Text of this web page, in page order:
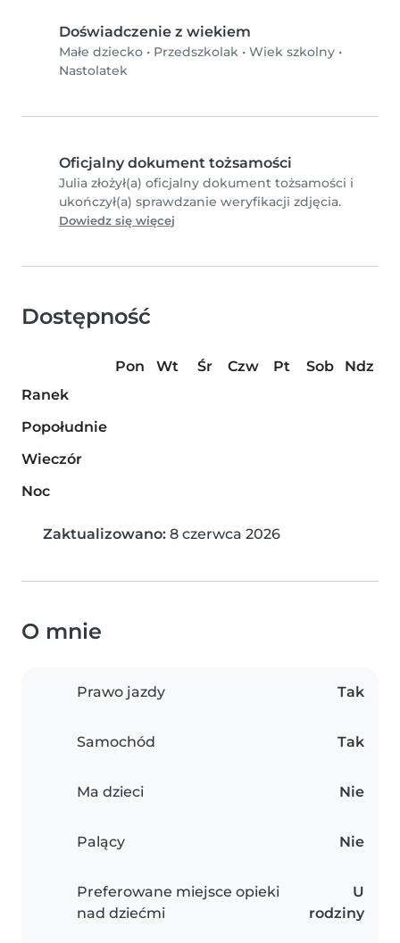
Doświadczenie z wiekiem
Małe dziecko • Przedszkolak • Wiek szkolny •
Nastolatek
Oficjalny dokument tożsamości
Julia złożył(a) oficjalny dokument tożsamości i
ukończył(a) sprawdzanie weryfikacji zdjęcia.
Dowiedz się więcej
Dostępność
Pon Wt Śr Czw Pt Sob
Ndz
Ranek
Popołudnie
Wieczór
Noc
Zaktualizowano: 8 czerwca 2026
O mnie
Prawo jazdy Tak
Samochód Tak
Ma dzieci Nie
Palący Nie
Preferowane miejsce opieki
nad dziećmi
U
rodziny